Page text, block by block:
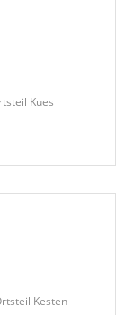
Kues
Kesten